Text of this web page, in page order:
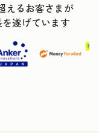
えるお客さまが
遂げています